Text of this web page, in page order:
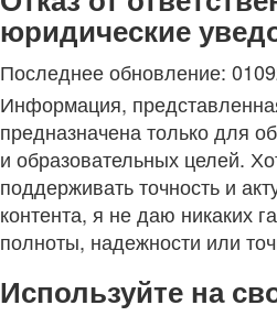
юридические
Последнее обновление:
Информация,
предназначена только для
и образовательных целей.
поддерживать точность и
контента, я не даю никаких
полноты, надежности или
Используйте на